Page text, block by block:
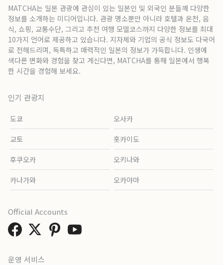
MATCHA는 일본 관광에 관심이 있는 일본인 및 외국인 분들께 다양한
정보를 소개하는 미디어입니다. 관광 명소뿐만 아니라 호텔과 온천, 음
식, 쇼핑, 교통수단, 그리고 추천 여행 모델코스까지 다양한 정보를 최대
10가지 언어로 제공하고 있습니다. 지자체와 기업의 공식 정보도 다국어
로 전해드리며, 독특하고 매력적인 일본의 정보가 가득합니다. 인생에
색다른 변화와 경험을 찾고 계신다면, MATCHA를 통해 일본에서 행복
한 시간을 경험해 보세요.
인기 관광지
도쿄 오사카
교토 홋카이도
후쿠오카 오키나와
카나가와 오카야마
운영 서비스
Official Accounts